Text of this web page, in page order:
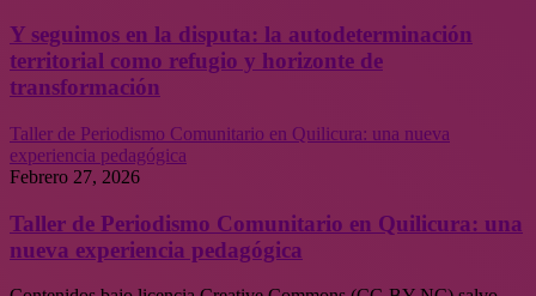
Y seguimos en la disputa: la autodeterminación
territorial como refugio y horizonte de
transformación
Taller de Periodismo Comunitario en Quilicura: una nueva
experiencia pedagógica
Febrero 27, 2026
Taller de Periodismo Comunitario en Quilicura: una
nueva experiencia pedagógica